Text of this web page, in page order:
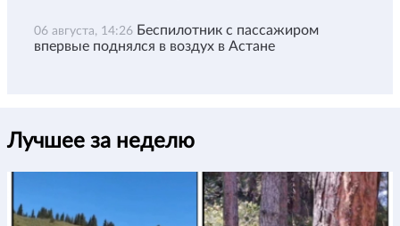
06 августа, 14:26 Беспилотник с пассажиром
впервые поднялся в воздух в Астане
Лучшее за неделю